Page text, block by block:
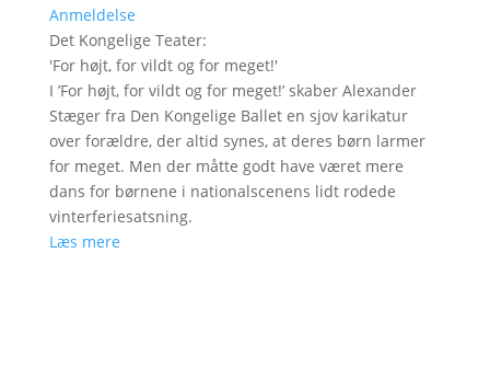
Anmeldelse
Det Kongelige Teater:
'For højt, for vildt og for meget!'
I ’For højt, for vildt og for meget!’ skaber Alexander
Stæger fra Den Kongelige Ballet en sjov karikatur
over forældre, der altid synes, at deres børn larmer
for meget. Men der måtte godt have været mere
dans for børnene i nationalscenens lidt rodede
vinterferiesatsning.
Læs mere